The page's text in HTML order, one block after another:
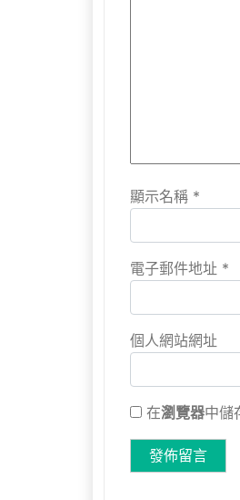
顯示名稱 *
電子郵件地址 *
個人網站網址
在瀏覽器中儲